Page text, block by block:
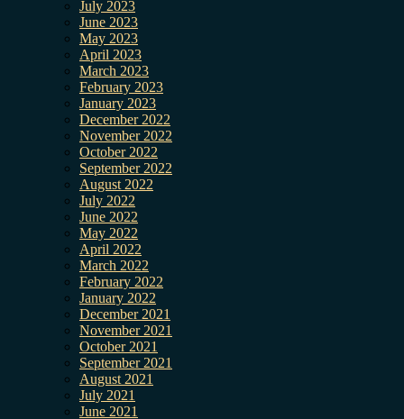
July 2023
June 2023
May 2023
April 2023
March 2023
February 2023
January 2023
December 2022
November 2022
October 2022
September 2022
August 2022
July 2022
June 2022
May 2022
April 2022
March 2022
February 2022
January 2022
December 2021
November 2021
October 2021
September 2021
August 2021
July 2021
June 2021